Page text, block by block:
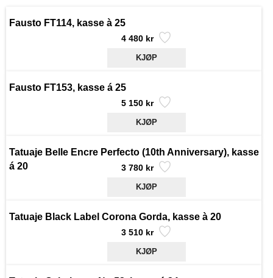
Fausto FT114, kasse à 25
4 480 kr
Fausto FT153, kasse á 25
5 150 kr
Tatuaje Belle Encre Perfecto (10th Anniversary), kasse
á 20
3 780 kr
Tatuaje Black Label Corona Gorda, kasse à 20
3 510 kr